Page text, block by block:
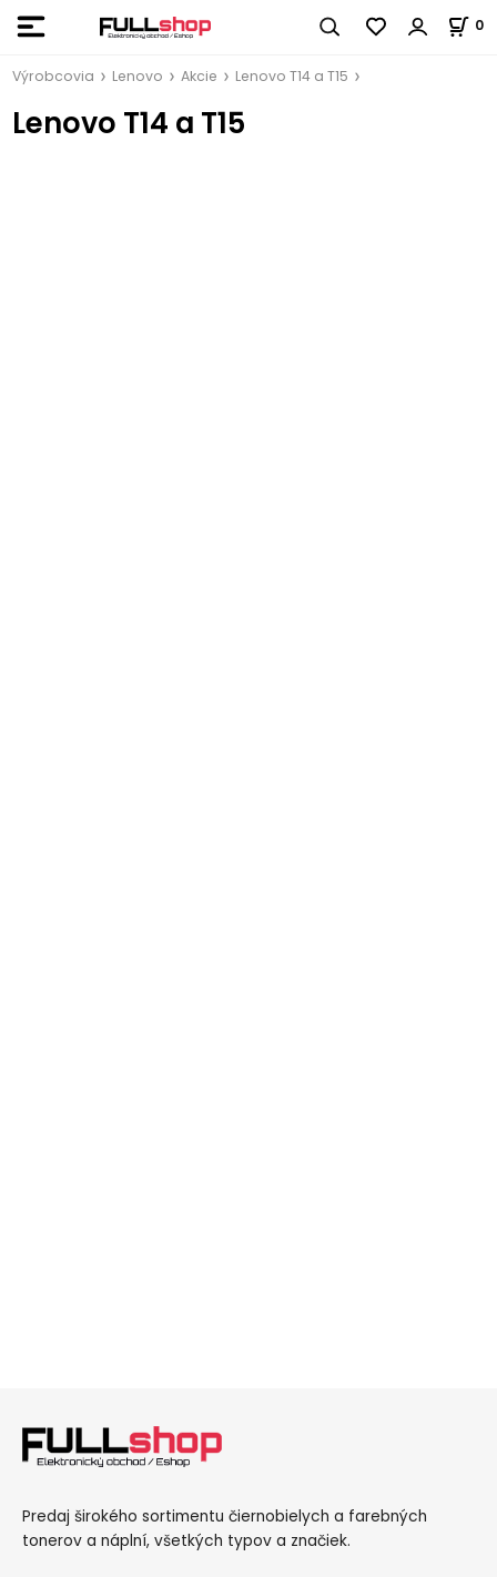
0
Výrobcovia Lenovo Akcie Lenovo T14 a T15
Lenovo T14 a T15
Predaj širokého sortimentu čiernobielych a farebných
tonerov a náplní, všetkých typov a značiek.